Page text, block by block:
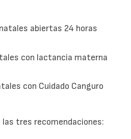
abiertas 24 horas
con lactancia materna
con Cuidado Canguro
tres recomendaciones: